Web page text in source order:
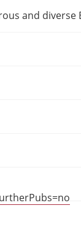
and diverse